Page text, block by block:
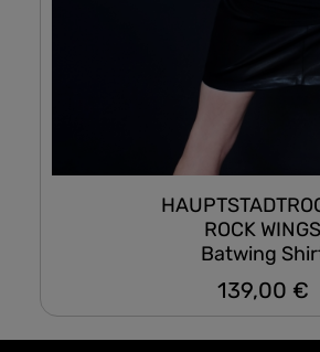
ROCK WINGS
Batwing
Regulärer Preis:
139,00 €